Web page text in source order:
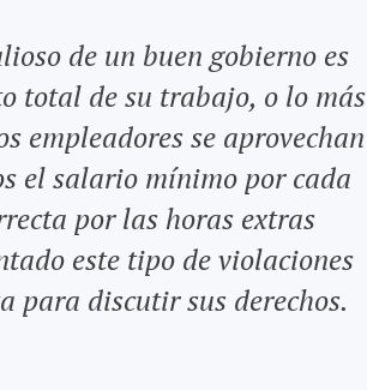
de un buen gobierno es
total de su trabajo, o lo más
empleadores se aprovechan
el salario mínimo por cada
por las horas extras
este tipo de violaciones
para discutir sus derechos.